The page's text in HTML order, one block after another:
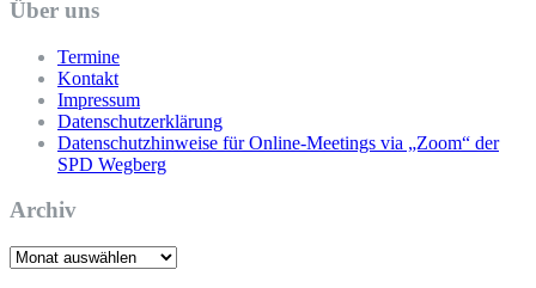
Über uns
Termine
Kontakt
Impressum
Datenschutzerklärung
Datenschutzhinweise für Online-Meetings via „Zoom“ der
SPD Wegberg
Archiv
Archiv